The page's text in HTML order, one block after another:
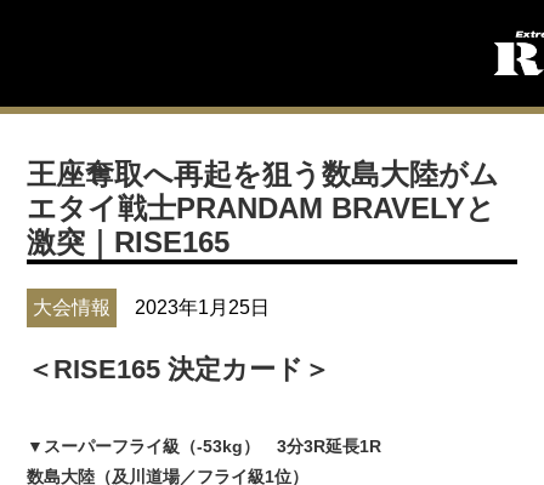
王座奪取へ再起を狙う数島大陸がム
エタイ戦士PRANDAM BRAVELYと
激突｜RISE165
大会情報 2023年1月25日
＜RISE165 決定カード＞
▼スーパーフライ級（-53kg） 3分3R延長1R
数島大陸（及川道場／フライ級1位）